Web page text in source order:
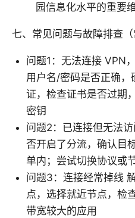
园信息化水平的重要
七、常见问题与故障排查
问题1：无法连接 VPN
用户名/密码是否正确
证，检查证书是否过期
密钥
问题2：已连接但无法
否开启了分流，确认目
单内；尝试切换协议或
问题3：连接经常掉线
点，选择就近节点，检
带宽较大的应用